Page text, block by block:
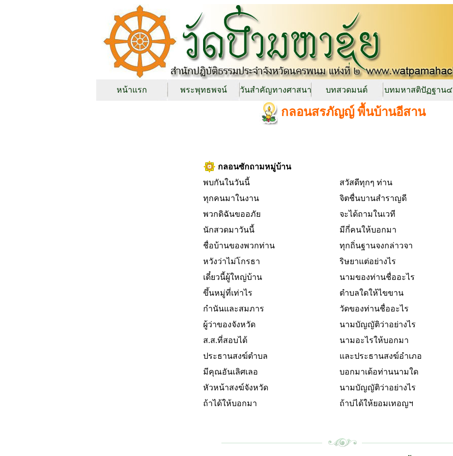
หน้าแรก พระพุทธพจน์ วันสำคัญทางศาสนา บทสวดมนต์ บทมหาสติปัฏฐาน๔
กลอนสรภัญญ์ พื้นบ้านอีสาน
กลอนซักถามหมู่บ้าน
พบกันในวันนี้
สวัสดีทุกๆ ท่าน
ทุกคนมาในงาน
จิตชื่นบานสำราญดี
พวกดิฉันขออภัย
จะได้ถามในเวที
นักสวดมาวันนี้
มีกี่คนให้บอกมา
ชื่อบ้านของพวกท่าน
ทุกถิ่นฐานจงกล่าวจา
หวังว่าไม่โกรธา
ริษยาแต่อย่างไร
เดี๋ยวนี้ผู้ใหญ่บ้าน
นามของท่านชื่ออะไร
ขึ้นหมู่ที่เท่าไร
ตำบลใดให้ไขขาน
กำนันและสมภาร
วัดของท่านชื่ออะไร
ผู้ว่าของจังหวัด
นามบัญญัติว่าอย่างไร
ส.ส.ที่สอบได้
นามอะไรให้บอกมา
ประธานสงฆ์ตำบล
และประธานสงฆ์อำเภอ
มีคุณอันเลิศเลอ
บอกมาเด้อท่านนามใด
หัวหน้าสงฆ์จังหวัด
นามบัญญัติว่าอย่างไร
ถ้าได้ให้บอกมา
ถ้าบ่ได้ให้ยอมเทอญฯ